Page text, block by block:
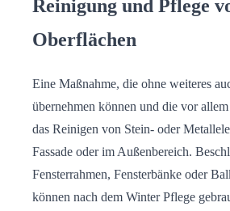
Reinigung und Pflege
Oberflächen
Eine Maßnahme, die ohne weiteres
übernehmen können und die vor
das Reinigen von Stein- oder
Fassade oder im Außenbereich.
Fensterrahmen, Fensterbänke oder
können nach dem Winter Pflege